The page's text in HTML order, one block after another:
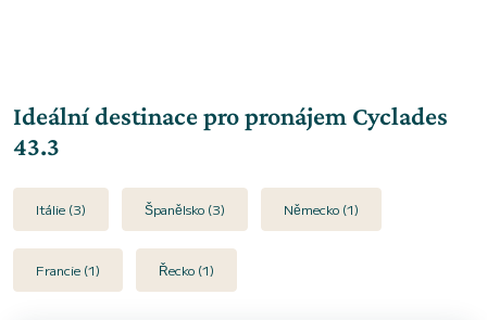
Ideální destinace pro pronájem Cyclades
43.3
Itálie (3) Španělsko (3) Německo (1)
Francie (1) Řecko (1)